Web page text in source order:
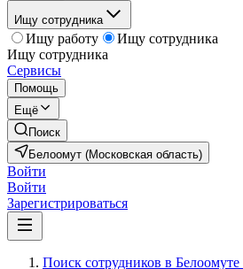
Ищу сотрудника
Ищу работу
Ищу сотрудника
Ищу сотрудника
Сервисы
Помощь
Ещё
Поиск
Белоомут (Московская область)
Войти
Войти
Зарегистрироваться
Поиск сотрудников в Белоомуте